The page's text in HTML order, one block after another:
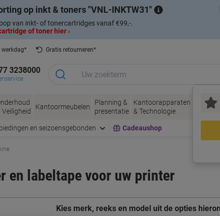
op inkt & toners VNL-INKTW31
van inkt- of tonercartridges vanaf €99,-.
of toner hier ›
werkdag*
Gratis retourneren*
3238000
Veiligheid
Kantoormeubelen
Planning &
presentatie
Kantoorapparaten
& Technologie
Inkt &
Toner
en seizoensgebonden Cadeaushop
en labeltape voor uw printer
Kies merk, reeks en model uit de opties